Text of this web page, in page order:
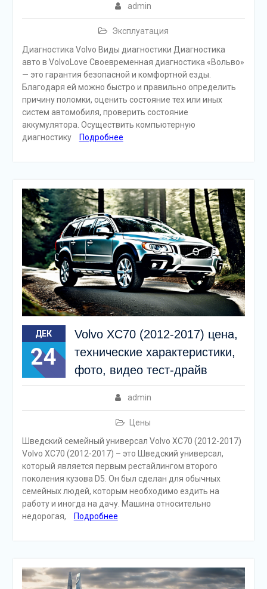
admin
Эксплуатация
Диагностика Volvo Виды диагностики Диагностика
авто в VolvoLove Своевременная диагностика «Вольво»
— это гарантия безопасной и комфортной езды.
Благодаря ей можно быстро и правильно определить
причину поломки, оценить состояние тех или иных
систем автомобиля, проверить состояние
аккумулятора. Осуществить компьютерную
диагностику
Подробнее
ДЕК
24
Volvo XC70 (2012-2017) цена,
технические характеристики,
фото, видео тест-драйв
admin
Цены
Шведский семейный универсал Volvo XC70 (2012-2017)
Volvo XC70 (2012-2017) – это Шведский универсал,
который является первым рестайлингом второго
поколения кузова D5. Он был сделан для обычных
семейных людей, которым необходимо ездить на
работу и иногда на дачу. Машина относительно
недорогая,
Подробнее